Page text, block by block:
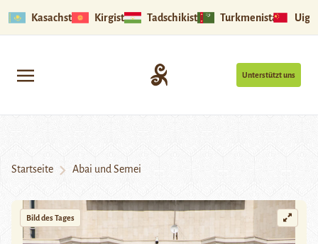
Kasachstan Kirgistan Tadschikistan Turkmenistan
Unterstützt uns
Startseite Abai und Semei
Bild des Tages